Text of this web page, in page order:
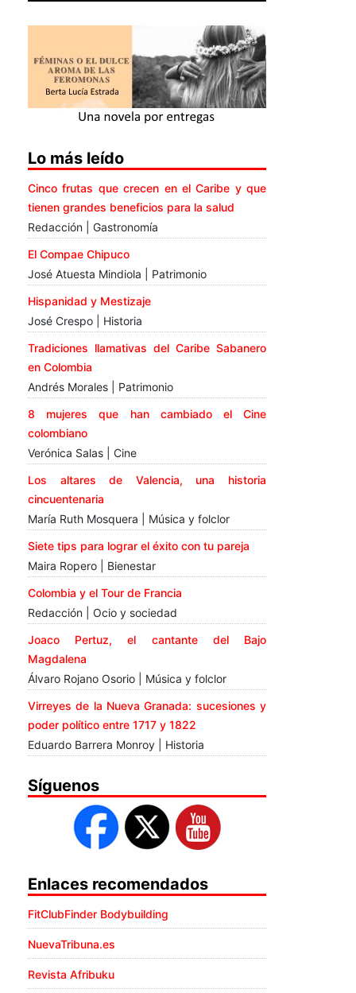
Lo más leído
Cinco frutas que crecen en el Caribe y que
tienen grandes beneficios para la salud
Redacción | Gastronomía
El Compae Chipuco
José Atuesta Mindiola | Patrimonio
Hispanidad y Mestizaje
José Crespo | Historia
Tradiciones llamativas del Caribe Sabanero
en Colombia
Andrés Morales | Patrimonio
8 mujeres que han cambiado el Cine
colombiano
Verónica Salas | Cine
Los altares de Valencia, una historia
cincuentenaria
María Ruth Mosquera | Música y folclor
Siete tips para lograr el éxito con tu pareja
Maira Ropero | Bienestar
Colombia y el Tour de Francia
Redacción | Ocio y sociedad
Joaco Pertuz, el cantante del Bajo
Magdalena
Álvaro Rojano Osorio | Música y folclor
Virreyes de la Nueva Granada: sucesiones y
poder político entre 1717 y 1822
Eduardo Barrera Monroy | Historia
Síguenos
Enlaces recomendados
FitClubFinder Bodybuilding
NuevaTribuna.es
Revista Afribuku